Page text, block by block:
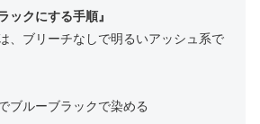
ックにする手順』
、ブリーチなしで明るいアッシュ系で
ブルーブラックで染める